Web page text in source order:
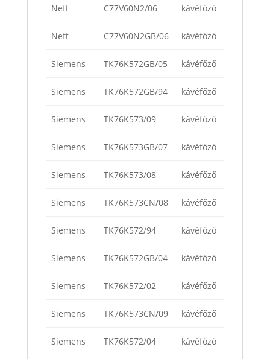
Neff C77V60N2/06 kávéfőző
Neff C77V60N2GB/06 kávéfőző
Siemens TK76K572GB/05 kávéfőző
Siemens TK76K572GB/94 kávéfőző
Siemens TK76K573/09 kávéfőző
Siemens TK76K573GB/07 kávéfőző
Siemens TK76K573/08 kávéfőző
Siemens TK76K573CN/08 kávéfőző
Siemens TK76K572/94 kávéfőző
Siemens TK76K572GB/04 kávéfőző
Siemens TK76K572/02 kávéfőző
Siemens TK76K573CN/09 kávéfőző
Siemens TK76K572/04 kávéfőző